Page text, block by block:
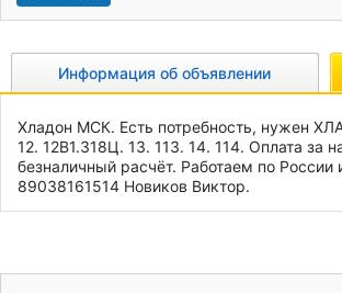
Информация об объявлении
Хладон МСК. Есть потребность, нужен
12. 12B1.318Ц. 13. 113. 14. 114. Оплата за
безналичный расчёт. Работаем по
89038161514 Новиков Виктор.